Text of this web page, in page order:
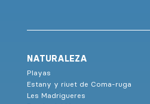
NATURALEZA
Playas
Estany y riuet de Coma-ruga
Les Madrigueres